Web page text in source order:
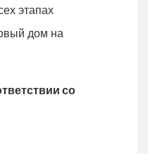
этапах
дом на
со